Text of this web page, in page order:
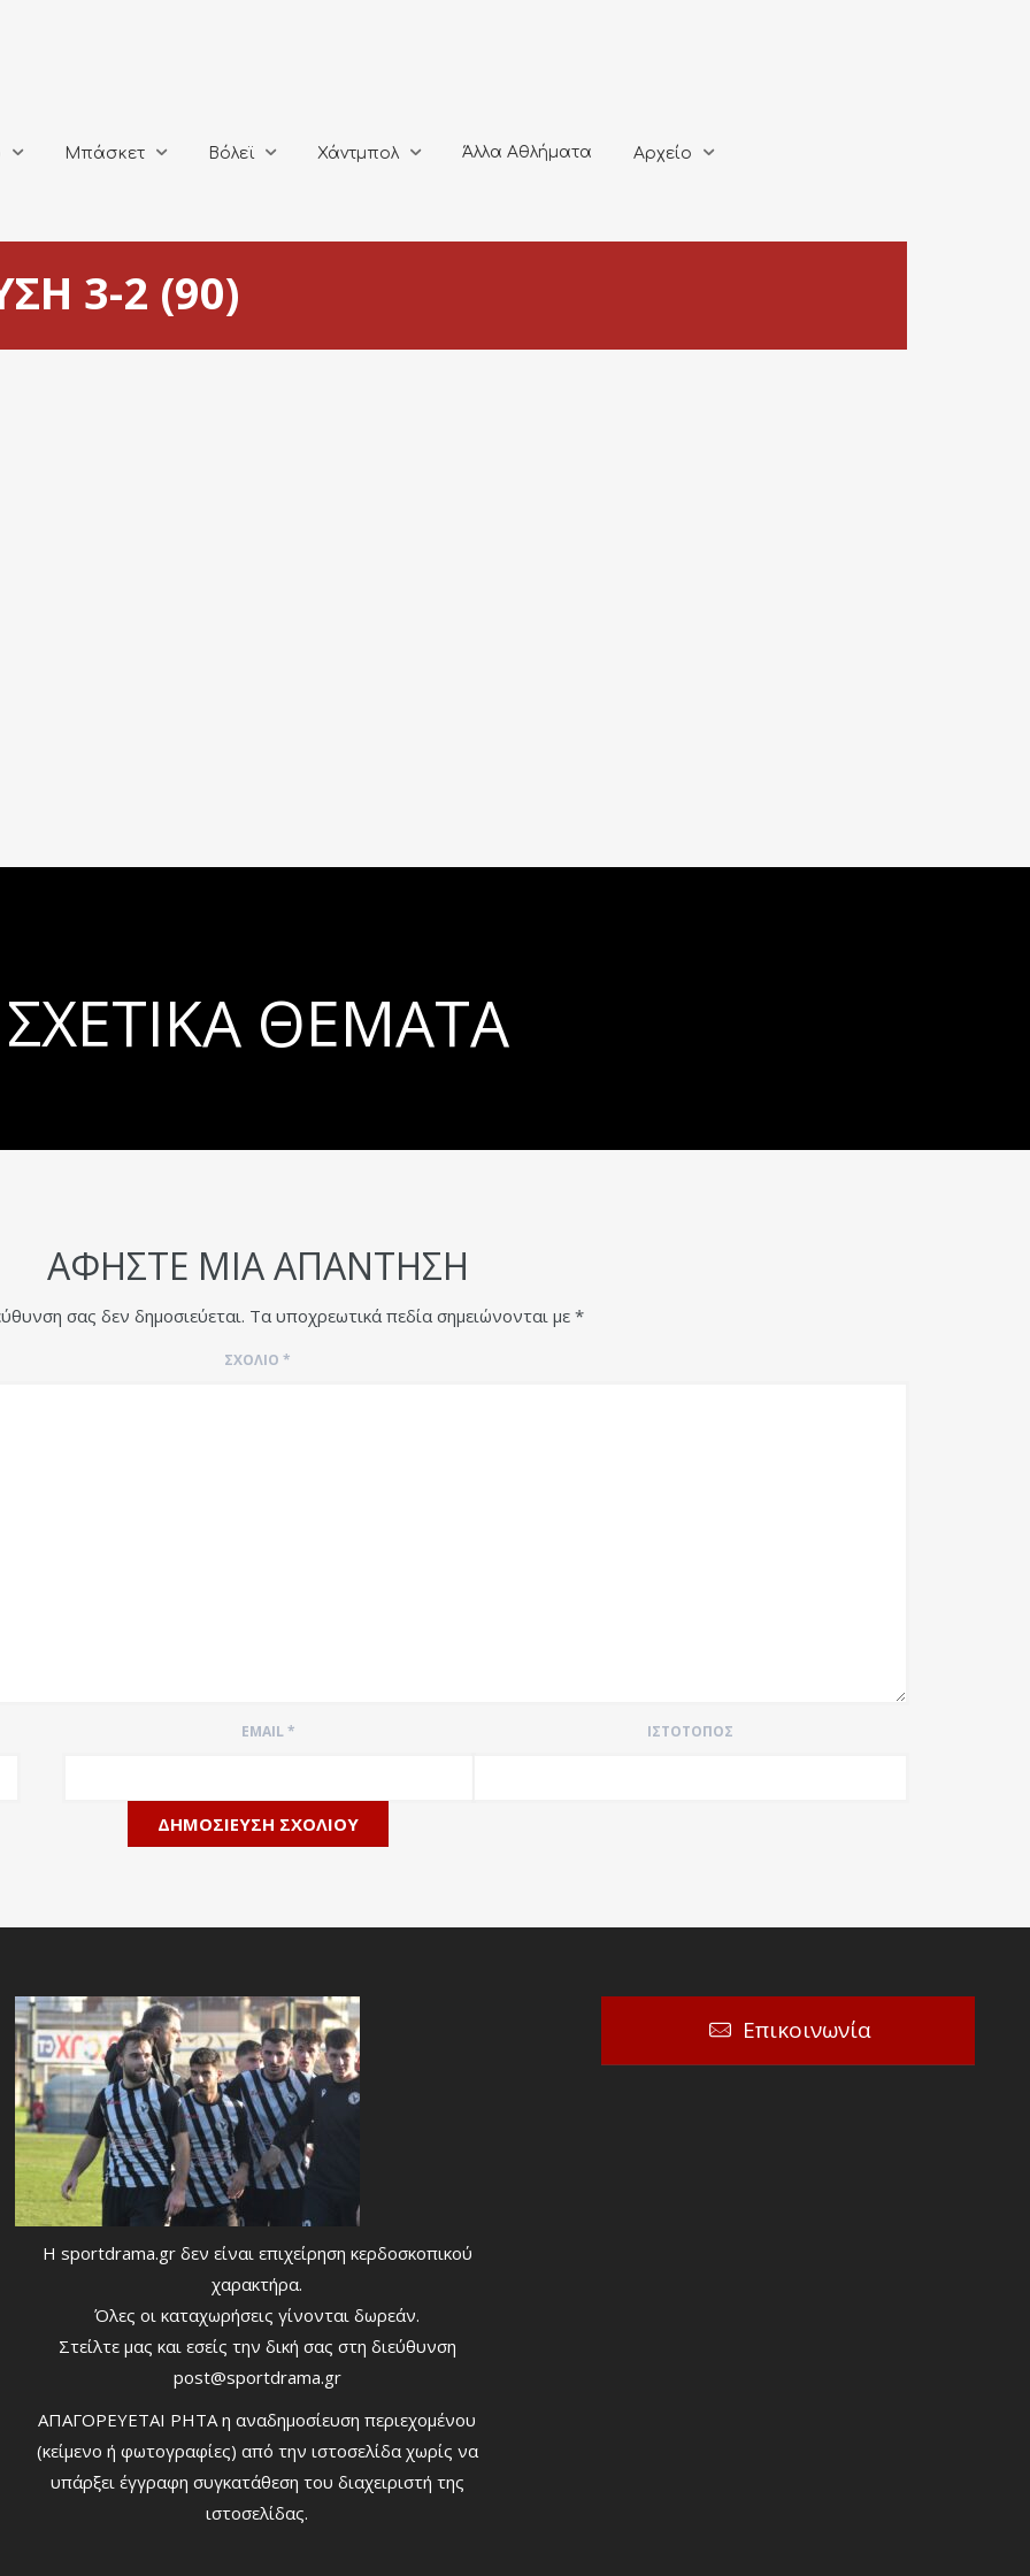
Μπάσκετ Βόλεϊ Χάντμπολ Άλλα Αθλήματα Αρχείο
3-2 (90)
ΣΧΕΤΙΚΆ ΘΈΜΑΤΑ
ΑΦΉΣΤΕ ΜΙΑ ΑΠΆΝΤΗΣΗ
σας δεν δημοσιεύεται. Τα υποχρεωτικά πεδία σημειώνονται με *
ΣΧΌΛΙΟ *
EMAIL* ΙΣΤΌΤΟΠΟΣ
Η sportdrama.gr δεν είναι επιχείρηση κερδοσκοπικού
χαρακτήρα.
Όλες οι καταχωρήσεις γίνονται δωρεάν.
Στείλτε μας και εσείς την δική σας στη διεύθυνση
post@sportdrama.gr
ΑΠΑΓΟΡΕΥΕΤΑΙ ΡΗΤΑ η αναδημοσίευση περιεχομένου
(κείμενο ή φωτογραφίες) από την ιστοσελίδα χωρίς να
υπάρξει έγγραφη συγκατάθεση του διαχειριστή της
ιστοσελίδας.
Επικοινωνία